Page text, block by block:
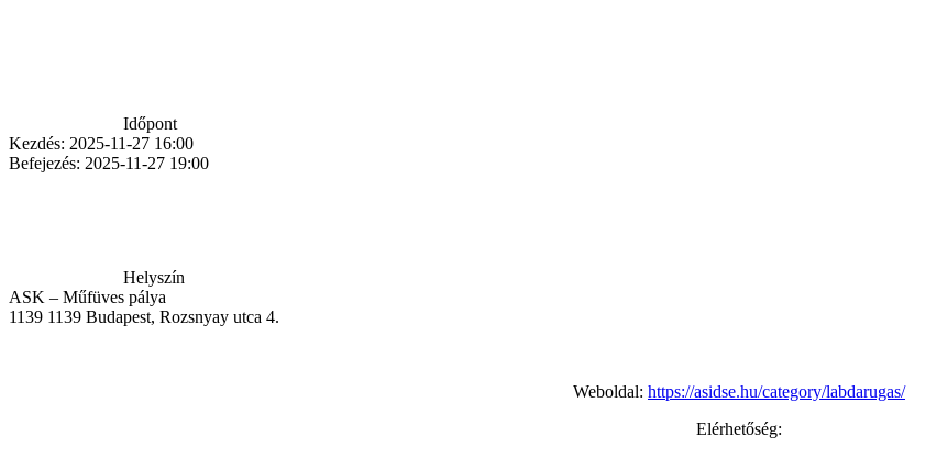
Időpont
Kezdés: 2025-11-27 16:00
Befejezés: 2025-11-27 19:00
Helyszín
ASK – Műfüves pálya
1139 1139 Budapest, Rozsnyay utca 4.
Weboldal: https://asidse.hu/category/labdarugas/
Elérhetőség: